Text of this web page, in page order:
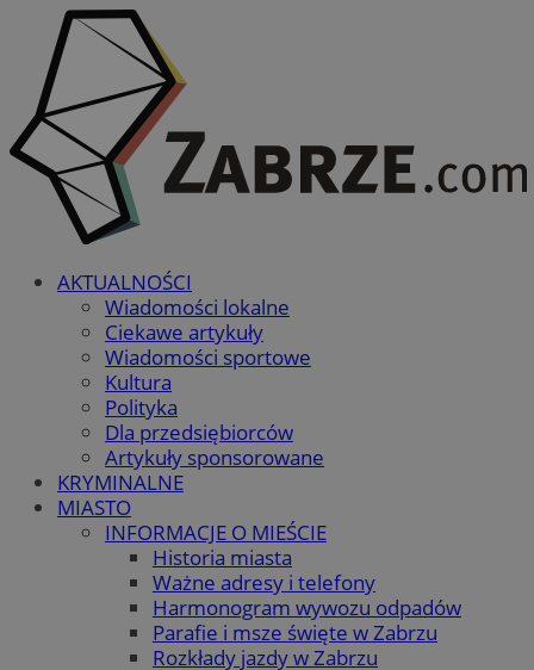
AKTUALNOŚCI
Wiadomości lokalne
Ciekawe artykuły
Wiadomości sportowe
Kultura
Polityka
Dla przedsiębiorców
Artykuły sponsorowane
KRYMINALNE
MIASTO
INFORMACJE O MIEŚCIE
Historia miasta
Ważne adresy i telefony
Harmonogram wywozu odpadów
Parafie i msze święte w Zabrzu
Rozkłady jazdy w Zabrzu